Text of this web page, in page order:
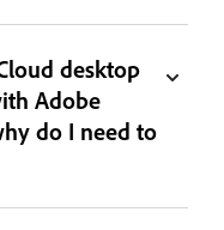
desktop
Adobe
do I need to